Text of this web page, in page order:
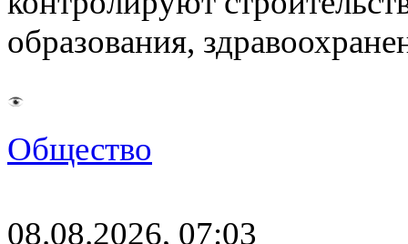
образования,
Общество
08.08.2026, 07:03